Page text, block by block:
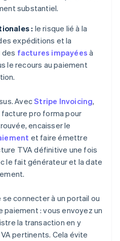
substantiel.
: le risque lié à la
expéditions et la
factures impayées à
le recours au paiement
AvecStripe Invoicing,
pro forma pour
encaisser le
et faire émettre
TVA définitive une fois
le fait générateur et la date
se connecter à un portail ou
paiement : vous envoyez un
la transaction en y
pertinents. Cela évite